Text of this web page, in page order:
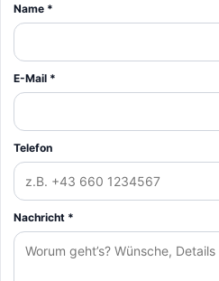
Name *
E-Mail *
Telefon
Nachricht *